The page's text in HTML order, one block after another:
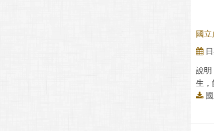
國
日
說
生